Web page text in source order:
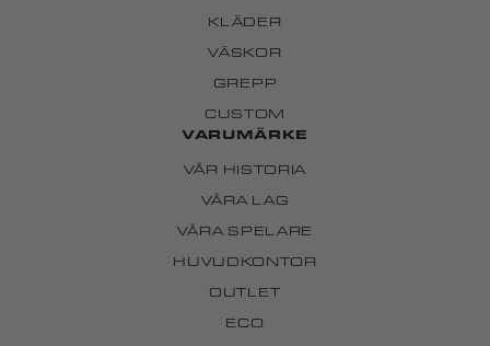
KLÄDER
VÄSKOR
GREPP
CUSTOM
VARUMÄRKE
VÅR HISTORIA
VÅRA LAG
VÅRA SPELARE
HUVUDKONTOR
OUTLET
ECO